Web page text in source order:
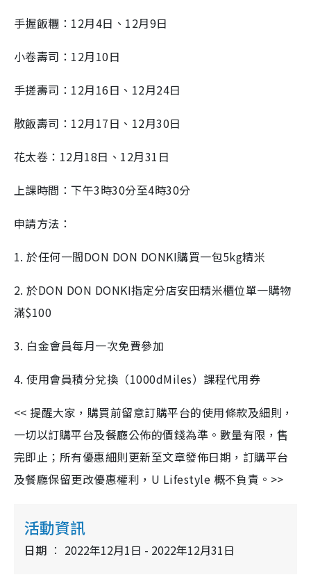
手握飯糰：12月4日、12月9日
小卷壽司：12月10日
手搓壽司：12月16日、12月24日
散飯壽司：12月17日、12月30日
花太卷：12月18日、12月31日
上課時間：下午3時30分至4時30分
申請方法：
1. 於任何一間DON DON DONKI購買一包5kg精米
2. 於DON DON DONKI指定分店安田精米櫃位單一購物
滿$100
3. 白金會員每月一次免費參加
4. 使用會員積分兌換（1000dMiles）課程代用券
<< 提醒大家，購買前留意訂購平台的使用條款及細則，
一切以訂購平台及餐廳公佈的價錢為準。數量有限，售
完即止；所有優惠細則更新至文章發佈日期，訂購平台
及餐廳保留更改優惠權利，U Lifestyle 概不負責。>>
活動資訊
日期 2022年12月1日 - 2022年12月31日